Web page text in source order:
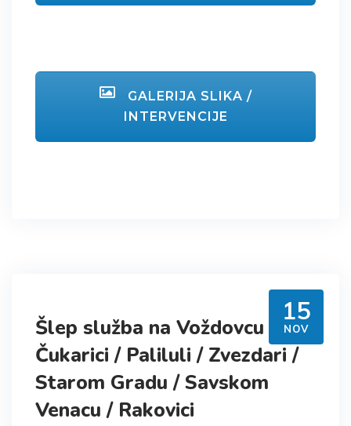
GALERIJA SLIKA /
INTERVENCIJE
15
NOV
Šlep služba na Voždovcu /
Čukarici / Paliluli / Zvezdari /
Starom Gradu / Savskom
Venacu / Rakovici